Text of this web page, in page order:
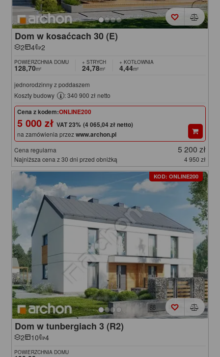
Dom w kosaćcach 30 (E)
2 4 2
POWIERZCHNIA DOMU
128,70m²
+ STRYCH
24,78m²
+ KOTŁOWNIA
4,44m²
jednorodzinny z poddaszem
Koszty budowy
: 340 900 zł netto
Cena z kodem:ONLINE200
5 000 zł (4 065,04 zł netto)
na zamówienia przezwww.archon.pl
Cena regularna 5 200 zł
Najniższa cena z 30 dni przed obniżką 4 950 zł
KOD: ONLINE200
Dom w tunbergiach 3 (R2)
2 10 4
POWIERZCHNIA DOMU